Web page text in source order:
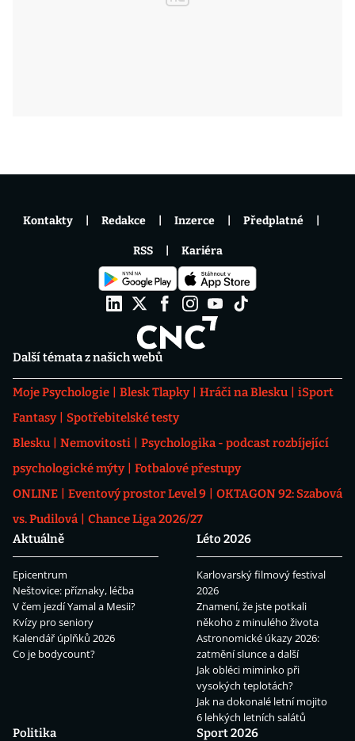
Další témata z našich webů
Moje Psychologie Blesk Tlapky Hráči na Blesku
iSport
Fantasy
Spotřebitelské testy
Blesku
Nemovitosti
Psychologika - podcast rozbíjející
psychologické mýty
Fotbalové přestupy
ONLINE
Eventový prostor Level 9
OKTAGON 92: Szabová
vs. Pudilová
Chance Liga 2026/27
Aktuálně
Epicentrum
Neštovice: příznaky, léčba
V čem jezdí Yamal a Mesii?
Kvízy pro seniory
Kalendář úplňků 2026
Co je bodycount?
Léto 2026
Karlovarský filmový festival
2026
Znamení, že jste potkali
někoho z minulého života
Astronomické úkazy 2026:
zatmění slunce a další
Jak obléci miminko při
vysokých teplotách?
Jak na dokonalé letní mojito
6 lehkých letních salátů
Politika
Sport 2026
Kontakty Redakce Inzerce Předplatné
RSS Kariéra